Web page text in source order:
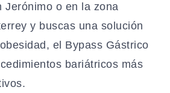
Jerónimo o en la zona
y buscas una solución
el Bypass Gástrico
bariátricos más